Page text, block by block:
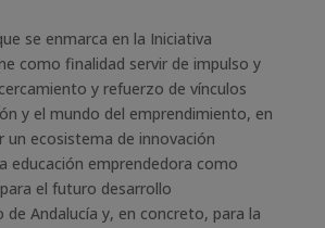
se enmarca en la Iniciativa
como finalidad servir de impulso y
y refuerzo de vínculos
y el mundo del emprendimiento, en
un ecosistema de innovación
educación emprendedora como
el futuro desarrollo
de Andalucía y, en concreto, para la